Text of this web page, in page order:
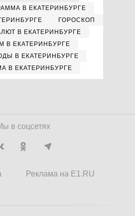
В ЕКАТЕРИНБУРГЕ
ГОРОСКОП
В ЕКАТЕРИНБУРГЕ
В ЕКАТЕРИНБУРГЕ
В ЕКАТЕРИНБУРГЕ
В ЕКАТЕРИНБУРГЕ
в соцсетях
Реклама на E1.RU